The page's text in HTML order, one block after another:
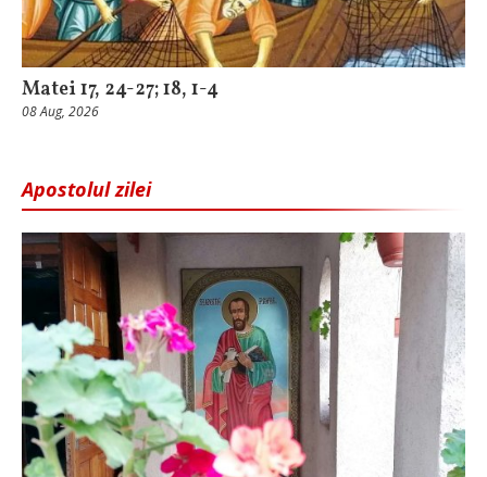
Matei 17, 24-27; 18, 1-4
08 Aug, 2026
Apostolul zilei